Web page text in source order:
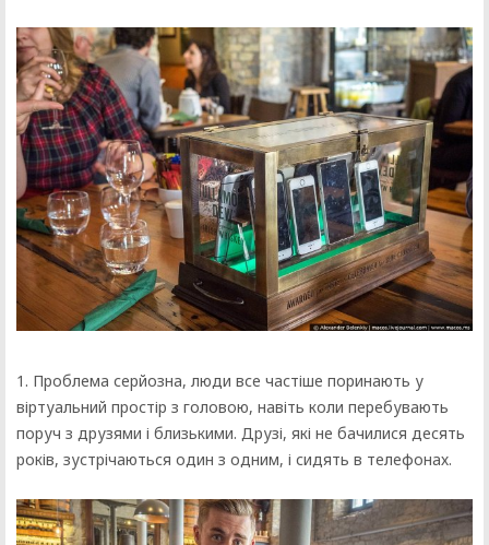
1. Проблема серйозна, люди все частіше поринають у
віртуальний простір з головою, навіть коли перебувають
поруч з друзями і близькими. Друзі, які не бачилися десять
років, зустрічаються один з одним, і сидять в телефонах.